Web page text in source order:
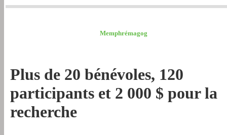
Memphrémagog
Plus de 20 bénévoles, 120
participants et 2 000 $ pour la
recherche